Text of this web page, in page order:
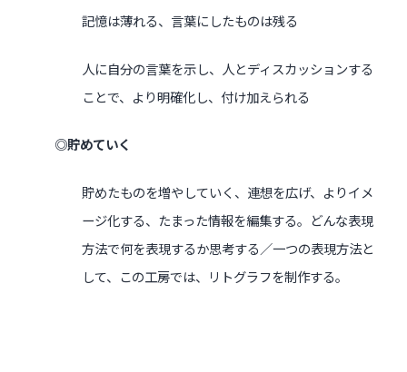
記憶は薄れる、言葉にしたものは残る
人に自分の言葉を示し、人とディスカッションする
ことで、より明確化し、付け加えられる
◎貯めていく
貯めたものを増やしていく、連想を広げ、よりイメ
ージ化する、たまった情報を編集する。どんな表現
方法で何を表現するか思考する／一つの表現方法と
して、この工房では、リトグラフを制作する。